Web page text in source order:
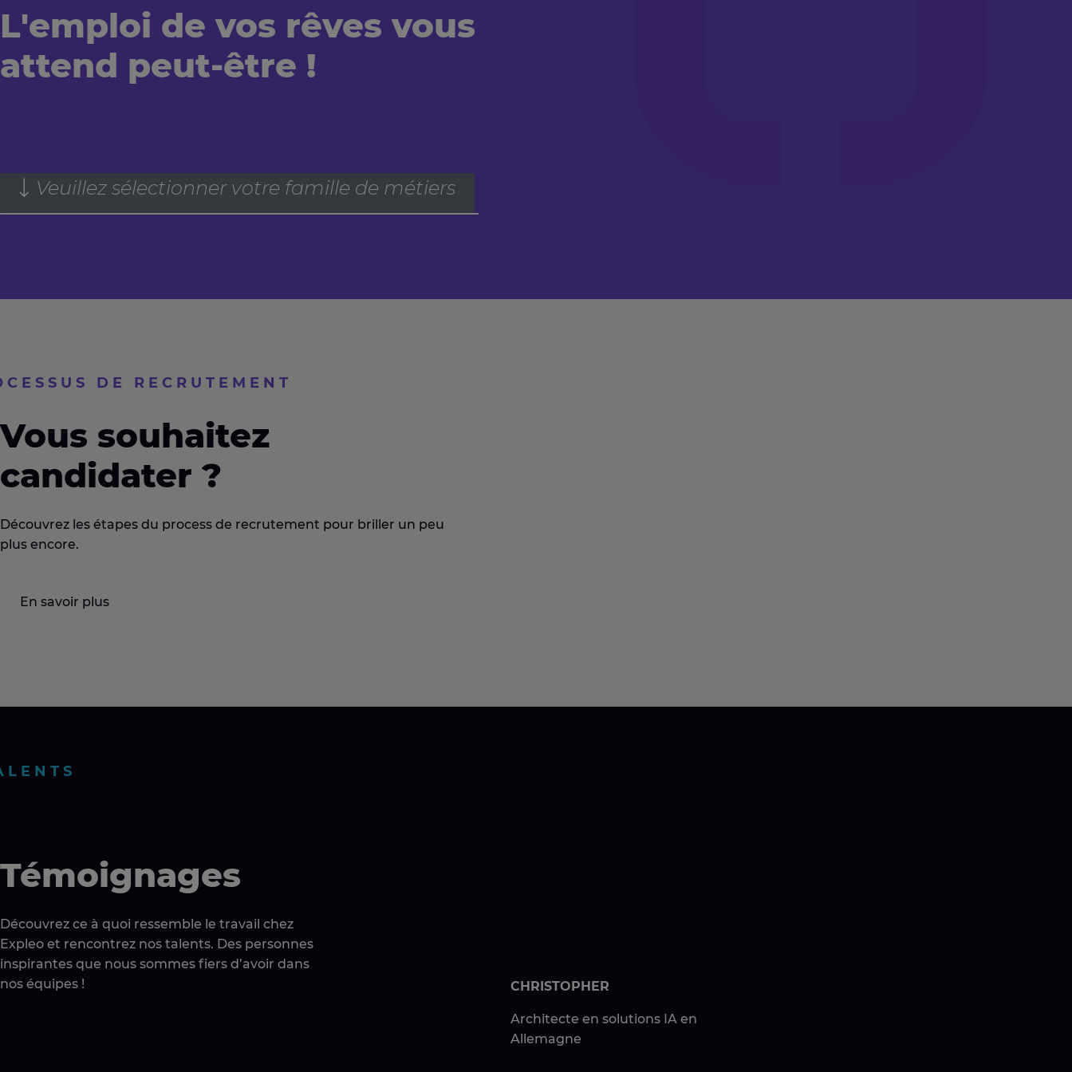
L'emploi de vos rêves vous
attend peut-être !
Veuillez sélectionner votre famille de métiers
DE RECRUTEMENT
Vous souhaitez
candidater ?
Découvrez les étapes du process de recrutement pour briller un peu
plus encore.
En savoir plus
Témoignages
Découvrez ce à quoi ressemble le travail chez
Expleo et rencontrez nos talents. Des personnes
inspirantes que nous sommes fiers d’avoir dans
nos équipes !
CHRISTOPHER
Architecte en solutions IA en
Allemagne